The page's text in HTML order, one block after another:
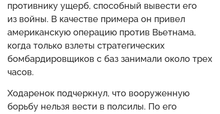
противнику ущерб, способный вывести его
из войны. В качестве примера он привел
американскую операцию против Вьетнама,
когда только взлеты стратегических
бомбардировщиков с баз занимали около трех
часов.
Ходаренок подчеркнул, что вооруженную
борьбу нельзя вести в полсилы. По его